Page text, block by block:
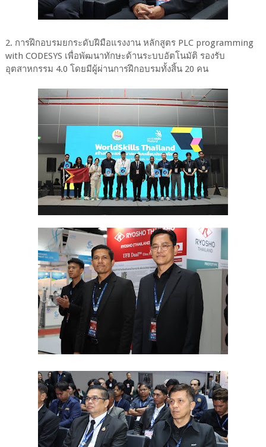
2. การฝึกอบรมยกระดับฝีมือแรงงาน หลักสูตร PLC programming
with CODESYS เพื่อพัฒนาทักษะด้านระบบอัตโนมัติ รองรับ
อุตสาหกรรม 4.0 โดยมีผู้ผ่านการฝึกอบรมทั้งสิ้น 20 คน